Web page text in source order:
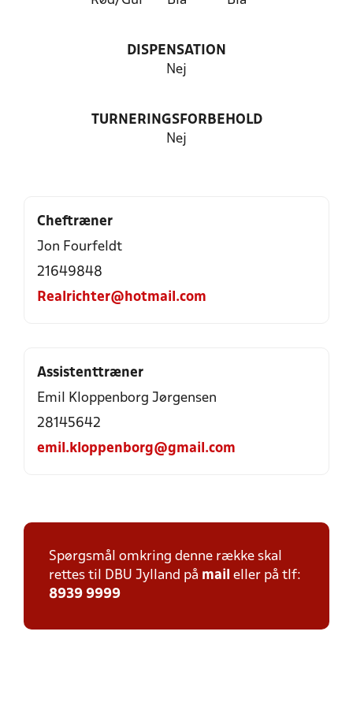
DISPENSATION
Nej
TURNERINGSFORBEHOLD
Nej
Cheftræner
Jon Fourfeldt
21649848
Realrichter@hotmail.com
Assistenttræner
Emil Kloppenborg Jørgensen
28145642
emil.kloppenborg@gmail.com
Spørgsmål omkring denne række skal
rettes til DBU Jylland på mail eller på tlf:
8939 9999